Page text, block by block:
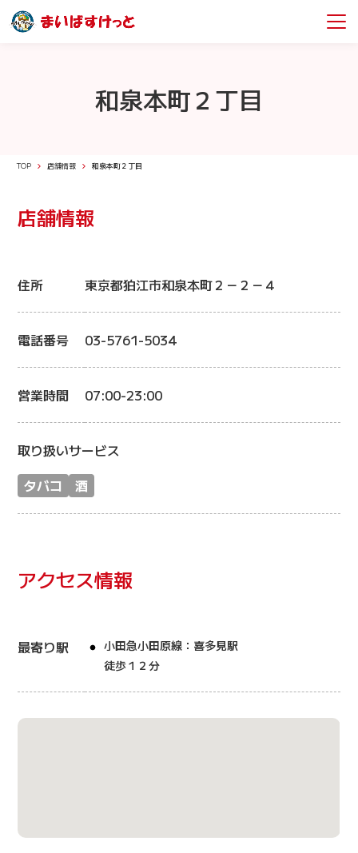
和泉本町２丁目
TOP 店舗情報 和泉本町２丁目
店舗情報
住所 東京都狛江市和泉本町２－２－４
電話番号 03-5761-5034
営業時間 07:00-23:00
取り扱いサービス
タバコ
酒
アクセス情報
最寄り駅
小田急小田原線：喜多見駅
徒歩１２分